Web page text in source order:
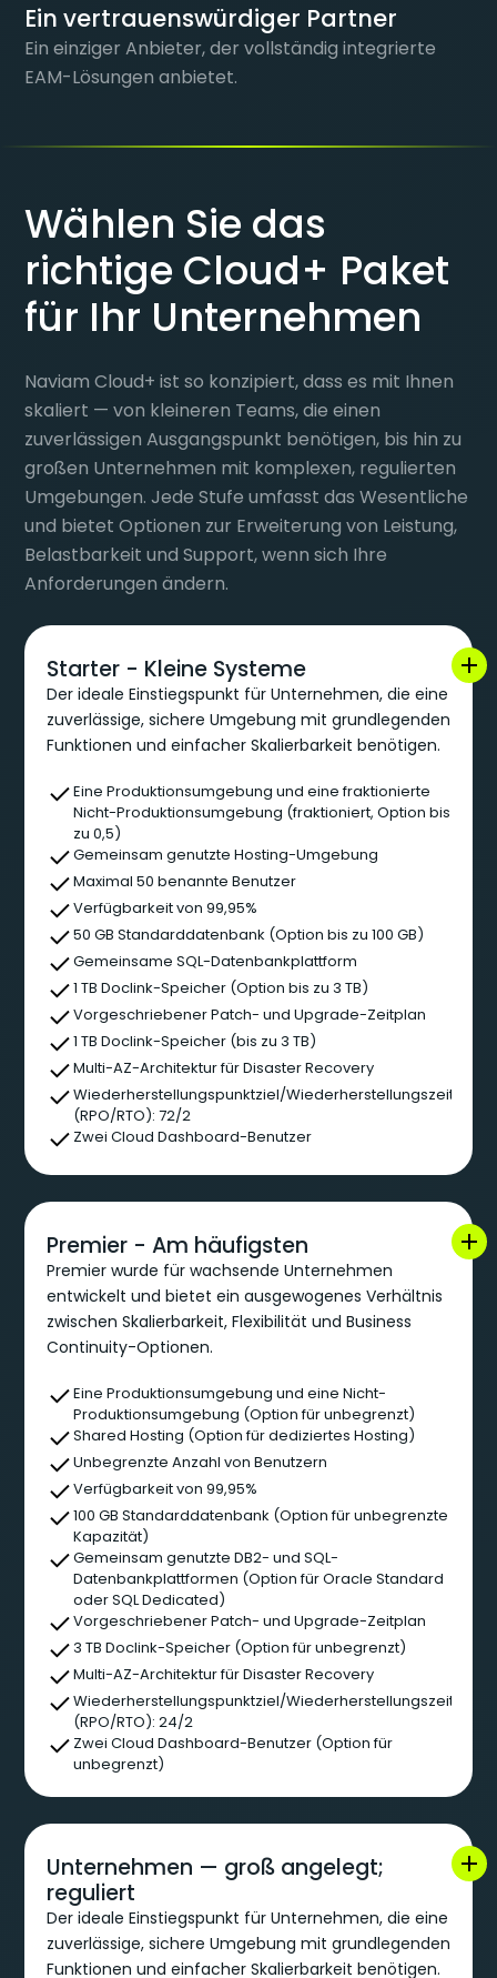
Ein vertrauenswürdiger Partner
Ein einziger Anbieter, der vollständig integrierte
EAM-Lösungen anbietet.
Wählen Sie das
richtige Cloud+ Paket
für Ihr Unternehmen
Naviam Cloud+ ist so konzipiert, dass es mit Ihnen
skaliert — von kleineren Teams, die einen
zuverlässigen Ausgangspunkt benötigen, bis hin zu
großen Unternehmen mit komplexen, regulierten
Umgebungen. Jede Stufe umfasst das Wesentliche
und bietet Optionen zur Erweiterung von Leistung,
Belastbarkeit und Support, wenn sich Ihre
Anforderungen ändern.
Starter - Kleine Systeme
Der ideale Einstiegspunkt für Unternehmen, die eine
zuverlässige, sichere Umgebung mit grundlegenden
Funktionen und einfacher Skalierbarkeit benötigen.
Eine Produktionsumgebung und eine fraktionierte
Nicht-Produktionsumgebung (fraktioniert, Option bis
zu 0,5)
Gemeinsam genutzte Hosting-Umgebung
Maximal 50 benannte Benutzer
Verfügbarkeit von 99,95%
50 GB Standarddatenbank (Option bis zu 100 GB)
Gemeinsame SQL-Datenbankplattform
1 TB Doclink-Speicher (Option bis zu 3 TB)
Vorgeschriebener Patch- und Upgrade-Zeitplan
1 TB Doclink-Speicher (bis zu 3 TB)
Multi-AZ-Architektur für Disaster Recovery
Wiederherstellungspunktziel/Wiederherstellungszeitziel
(RPO/RTO): 72/2
Zwei Cloud Dashboard-Benutzer
Premier - Am häufigsten
Premier wurde für wachsende Unternehmen
entwickelt und bietet ein ausgewogenes Verhältnis
zwischen Skalierbarkeit, Flexibilität und Business
Continuity-Optionen.
Eine Produktionsumgebung und eine Nicht-
Produktionsumgebung (Option für unbegrenzt)
Shared Hosting (Option für dediziertes Hosting)
Unbegrenzte Anzahl von Benutzern
Verfügbarkeit von 99,95%
100 GB Standarddatenbank (Option für unbegrenzte
Kapazität)
Gemeinsam genutzte DB2- und SQL-
Datenbankplattformen (Option für Oracle Standard
oder SQL Dedicated)
Vorgeschriebener Patch- und Upgrade-Zeitplan
3 TB Doclink-Speicher (Option für unbegrenzt)
Multi-AZ-Architektur für Disaster Recovery
Wiederherstellungspunktziel/Wiederherstellungszeitziel
(RPO/RTO): 24/2
Zwei Cloud Dashboard-Benutzer (Option für
unbegrenzt)
Unternehmen — groß angelegt;
reguliert
Der ideale Einstiegspunkt für Unternehmen, die eine
zuverlässige, sichere Umgebung mit grundlegenden
Funktionen und einfacher Skalierbarkeit benötigen.